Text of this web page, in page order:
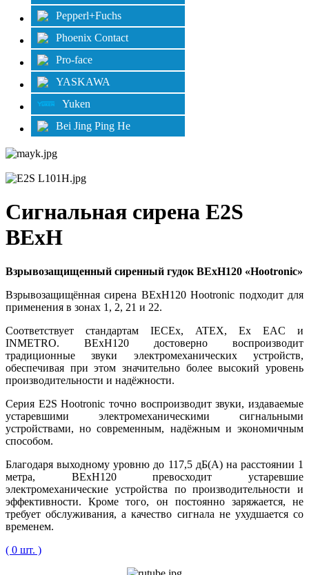
Pepperl+Fuchs
Phoenix Contact
Pro-face
YASKAWA
Yuken
Bei Jing Ping He
Сигнальная сирена E2S
BExH
Взрывозащищенный сиренный гудок BExH120 «Hootronic»
Взрывозащищённая сирена BExH120 Hootronic подходит для
применения в зонах 1, 2, 21 и 22.
Соответствует стандартам IECEx, ATEX, Ex EAC и
INMETRO. BExH120 достоверно воспроизводит
традиционные звуки электромеханических устройств,
обеспечивая при этом значительно более высокий уровень
производительности и надёжности.
Серия E2S Hootronic точно воспроизводит звуки, издаваемые
устаревшими электромеханическими сигнальными
устройствами, но современным, надёжным и экономичным
способом.
Благодаря выходному уровню до 117,5 дБ(А) на расстоянии 1
метра, BExH120 превосходит устаревшие
электромеханические устройства по производительности и
эффективности. Кроме того, он постоянно заряжается, не
требует обслуживания, а качество сигнала не ухудшается со
временем.
( 0 шт. )